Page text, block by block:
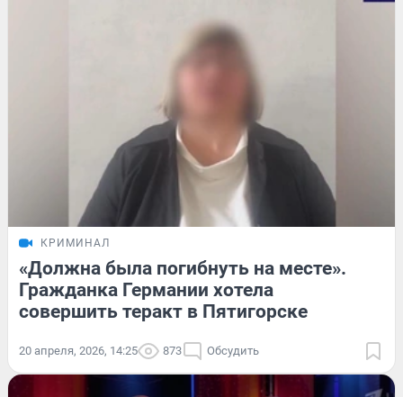
КРИМИНАЛ
«Должна была погибнуть на месте».
Гражданка Германии хотела
совершить теракт в Пятигорске
20 апреля, 2026, 14:25 873 Обсудить